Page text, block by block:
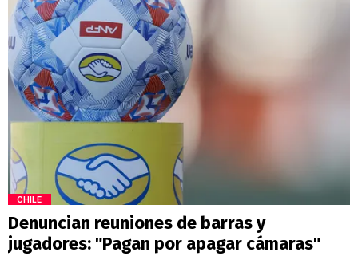
CHILE
Denuncian reuniones de barras y
jugadores: "Pagan por apagar cámaras"